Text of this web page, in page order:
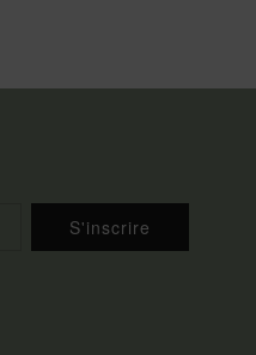
S'inscrire